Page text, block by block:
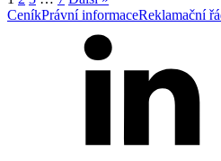
CeníkPrávní informaceReklamační